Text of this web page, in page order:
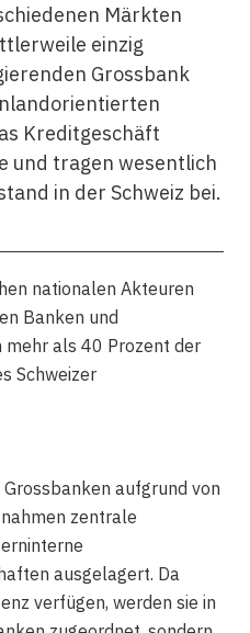
Märkten
einzig
Grossbank
Kreditgeschäft
und tragen wesentlich
in der Schweiz bei.
nationalen Akteuren
Banken und
mehr als 40 Prozent der
Schweizer
aufgrund von
zentrale
ausgelagert. Da
verfügen, werden sie in